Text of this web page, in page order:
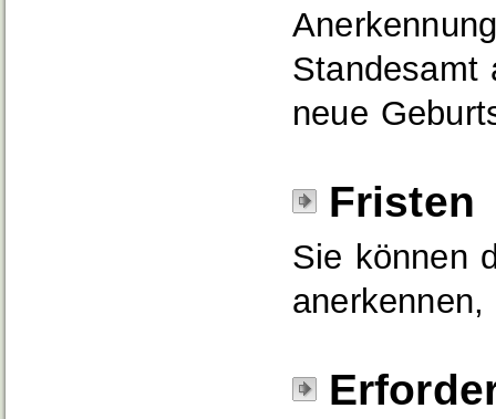
Standesamt
neue
Fristen
Sie können